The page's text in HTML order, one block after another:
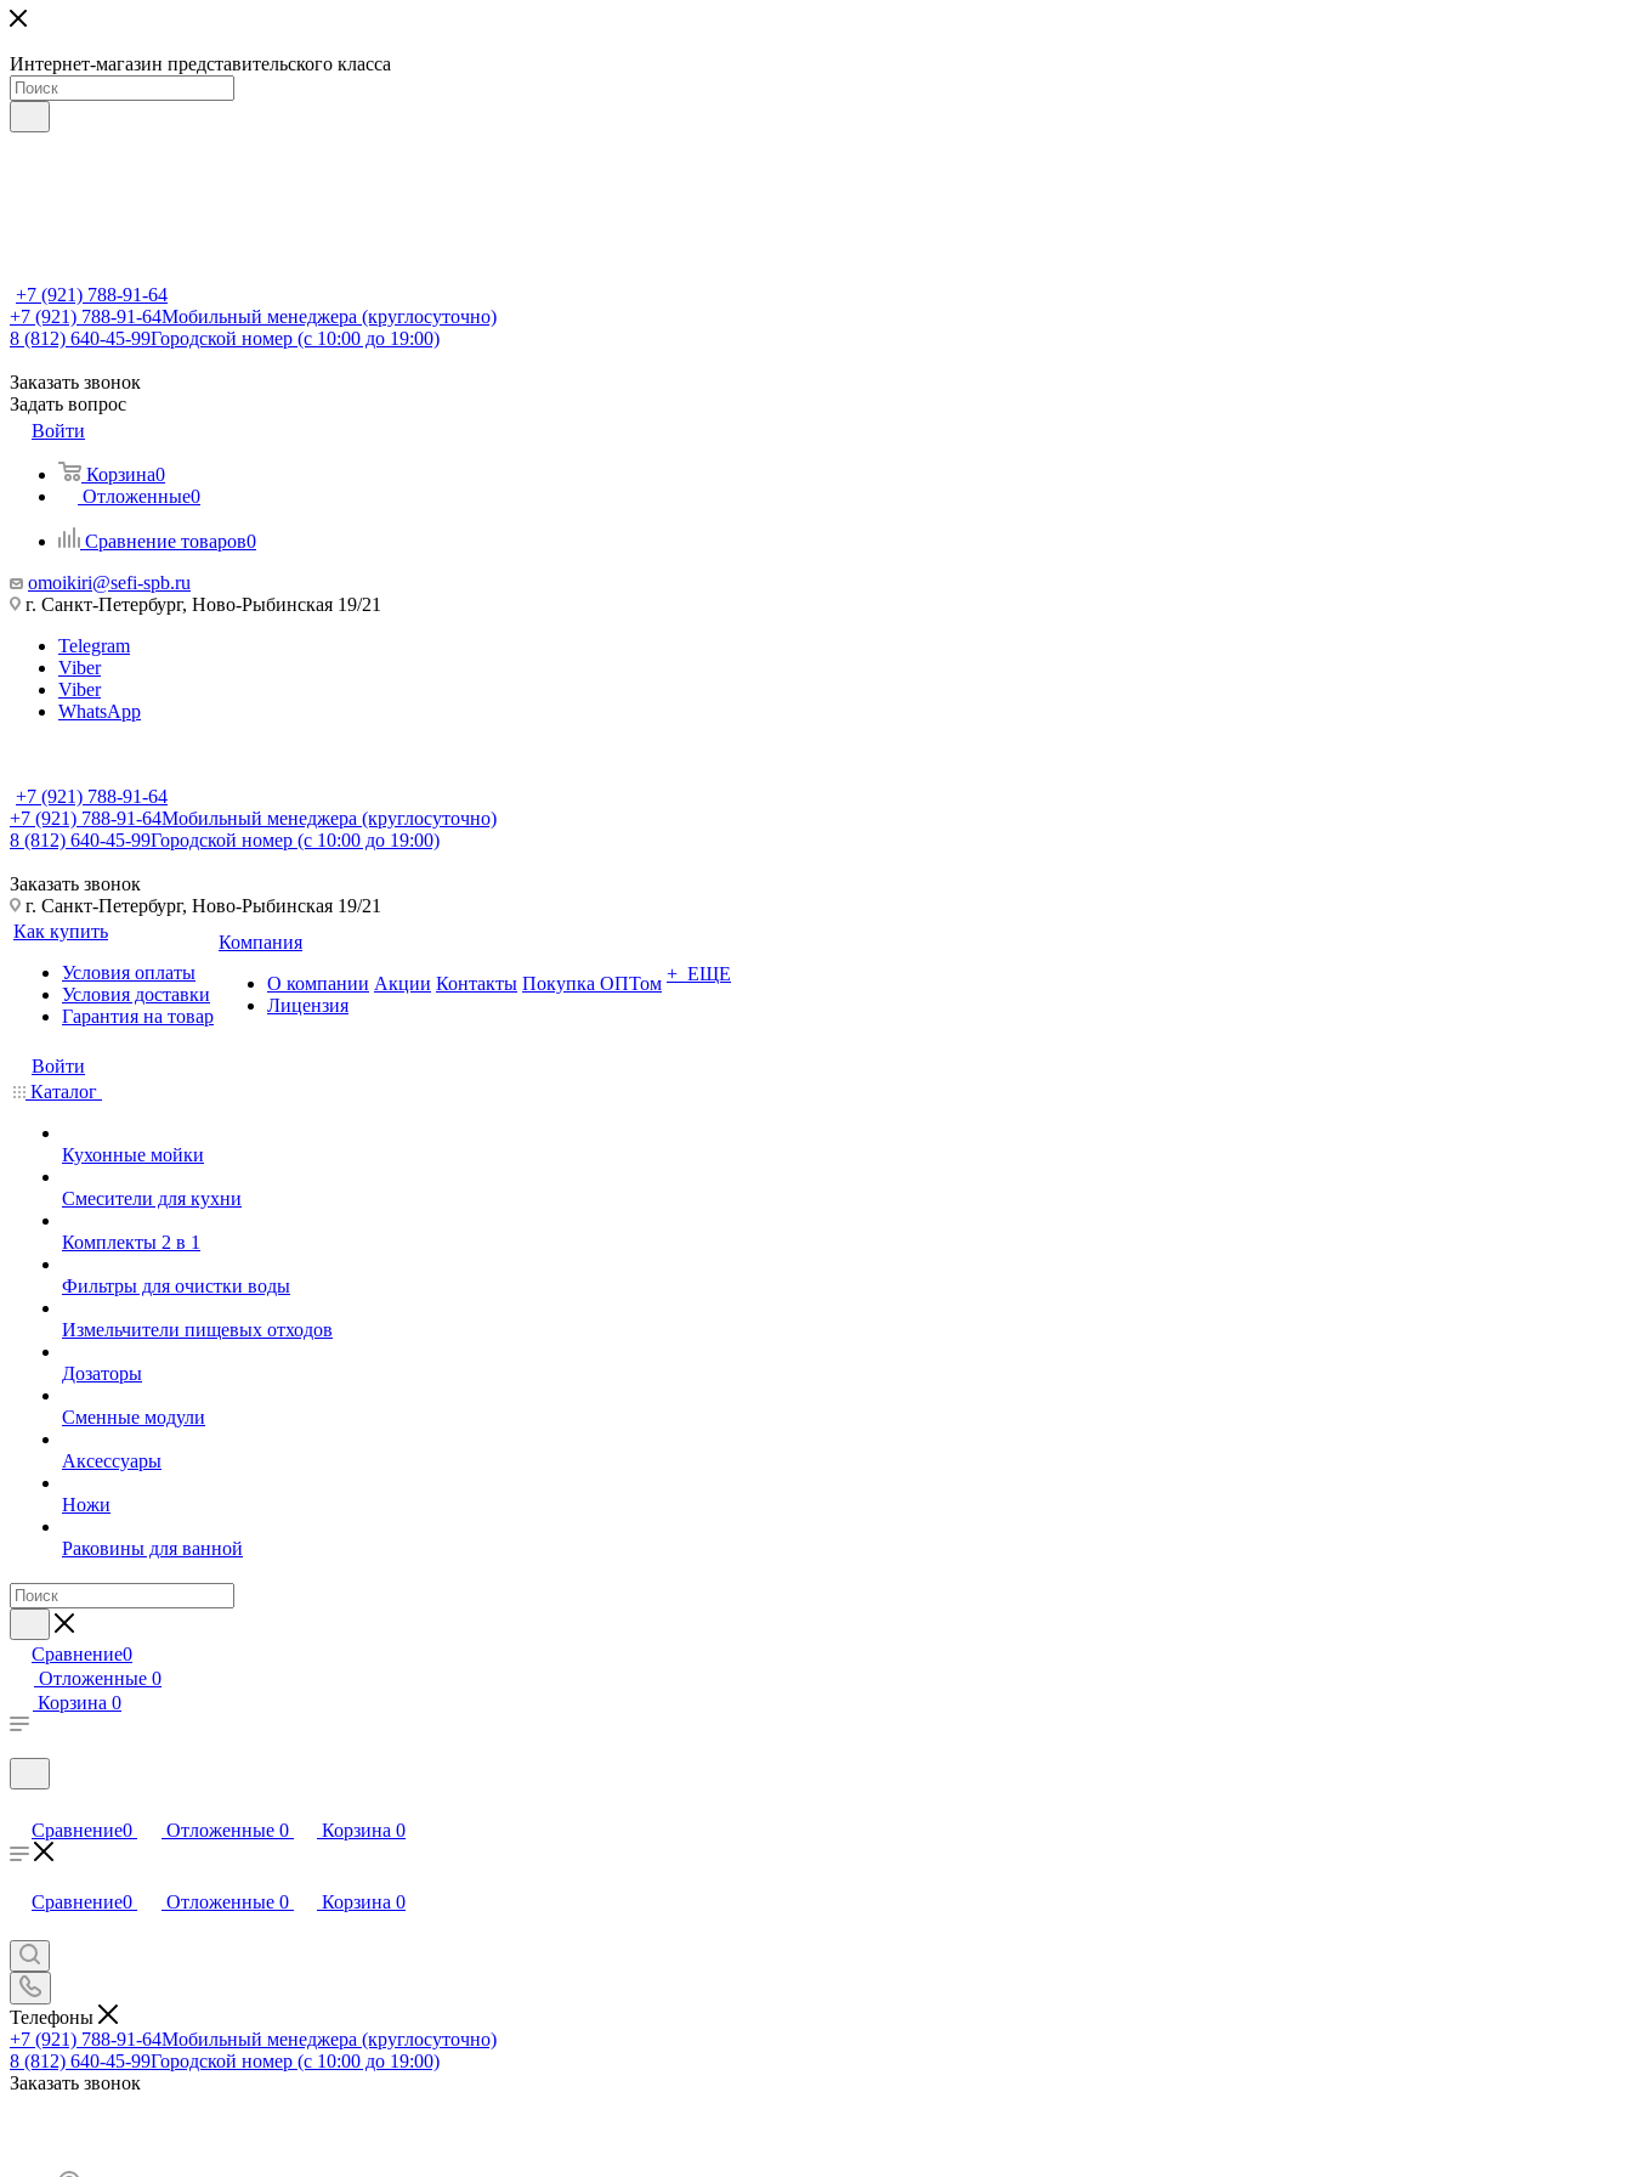
Интернет-магазин представительского класса
+7 (921) 788-91-64
+7 (921) 788-91-64Мобильный менеджера (круглосуточно)
8 (812) 640-45-99Городской номер (с 10:00 до 19:00)
Заказать звонок
Задать вопрос
Войти
Корзина0
Отложенные0
Сравнение товаров0
omoikiri@sefi-spb.ru
г. Санкт-Петербург, Ново-Рыбинская 19/21
Telegram
Viber
Viber
WhatsApp
+7 (921) 788-91-64
+7 (921) 788-91-64Мобильный менеджера (круглосуточно)
8 (812) 640-45-99Городской номер (с 10:00 до 19:00)
Заказать звонок
г. Санкт-Петербург, Ново-Рыбинская 19/21
Как купить
Условия оплаты
Условия доставки
Гарантия на товар
Компания
О компании
Лицензия
Акции Контакты Покупка ОПТом + ЕЩЕ
Войти
Каталог
Кухонные мойки
Смесители для кухни
Комплекты 2 в 1
Фильтры для очистки воды
Измельчители пищевых отходов
Дозаторы
Cменные модули
Аксессуары
Ножи
Раковины для ванной
Сравнение0
Отложенные 0
Корзина 0
Сравнение0 Отложенные 0 Корзина 0
Сравнение0 Отложенные 0 Корзина 0
Телефоны
+7 (921) 788-91-64Мобильный менеджера (круглосуточно)
8 (812) 640-45-99Городской номер (с 10:00 до 19:00)
Заказать звонок